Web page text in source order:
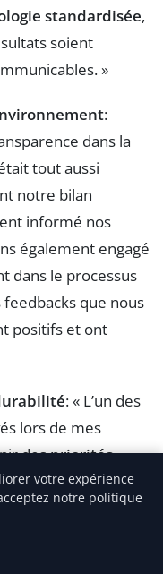
standardisée,
soient
»
:
dans la
tout aussi
notre bilan
informé nos
également engagé
dans le processus
feedbacks que nous
positifs et ont
: « L’un des
lors de mes
despriorités
En guidant
où leurs
pouvons engager
Chaque petite
votre expérience
notre politique